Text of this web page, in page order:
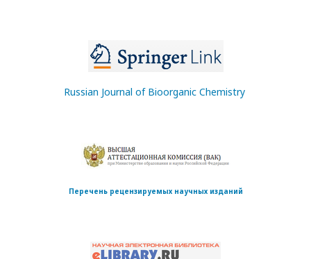
Russian Journal of Bioorganic Chemistry
Перечень рецензируемых научных изданий